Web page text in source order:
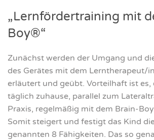
„Lern­för­der­trai­ning mit
Boy®“
Zunächst wer­den der Umgang und
des Gerä­tes mit dem Lerntherapeut/
erläu­tert und geübt. Vor­teil­haft ist es,
täg­lich zuhau­se, par­al­lel zum
Pra­xis, regel­mä­ßig mit dem Brain-
Somit stei­gert und fes­tigt das Kind
genann­ten 8 Fähig­kei­ten. Das so